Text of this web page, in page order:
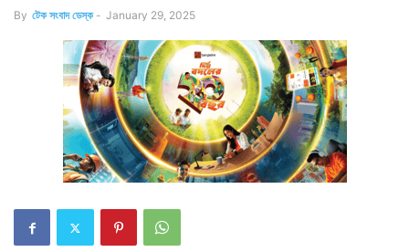
By টেক সংবাদ ডেস্ক - January 29, 2025